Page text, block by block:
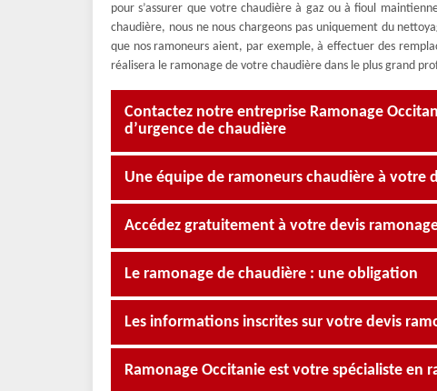
pour s’assurer que votre chaudière à gaz ou à fioul
chaudière, nous ne nous chargeons pas uniquement du
que nos ramoneurs aient, par exemple, à effectuer des
réalisera le ramonage de votre chaudière dans le plus grand
Contactez notre entreprise Ramonage
d’urgence de chaudière
Une équipe de ramoneurs chaudière à votre
Accédez gratuitement à votre devis
Le ramonage de chaudière : une obligation
Les informations inscrites sur votre devis
Ramonage Occitanie est votre spécialiste en